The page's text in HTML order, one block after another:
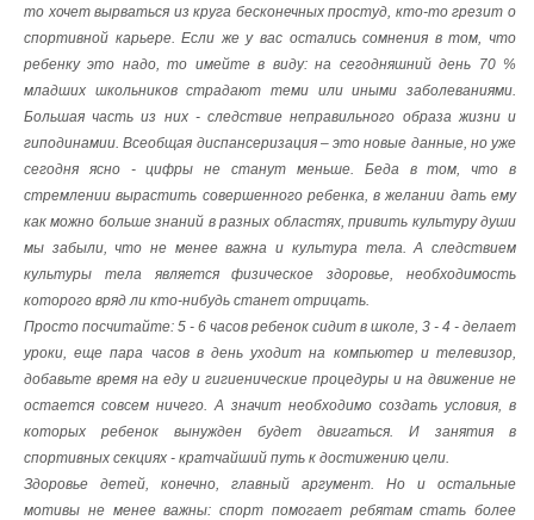
то хочет вырваться из круга бесконечных простуд, кто-то грезит о
спортивной карьере. Если же у вас остались сомнения в том, что
ребенку это надо, то имейте в виду: на сегодняшний день 70 %
младших школьников страдают теми или иными заболеваниями.
Большая часть из них - следствие неправильного образа жизни и
гиподинамии. Всеобщая диспансеризация – это новые данные, но уже
сегодня ясно - цифры не станут меньше. Беда в том, что в
стремлении вырастить совершенного ребенка, в желании дать ему
как можно больше знаний в разных областях, привить культуру души
мы забыли, что не менее важна и культура тела. А следствием
культуры тела является физическое здоровье, необходимость
которого вряд ли кто-нибудь станет отрицать.
Просто посчитайте: 5 - 6 часов ребенок сидит в школе, 3 - 4 - делает
уроки, еще пара часов в день уходит на компьютер и телевизор,
добавьте время на еду и гигиенические процедуры и на движение не
остается совсем ничего. А значит необходимо создать условия, в
которых ребенок вынужден будет двигаться. И занятия в
спортивных секциях - кратчайший путь к достижению цели.
Здоровье детей, конечно, главный аргумент. Но и остальные
мотивы не менее важны: спорт помогает ребятам стать более